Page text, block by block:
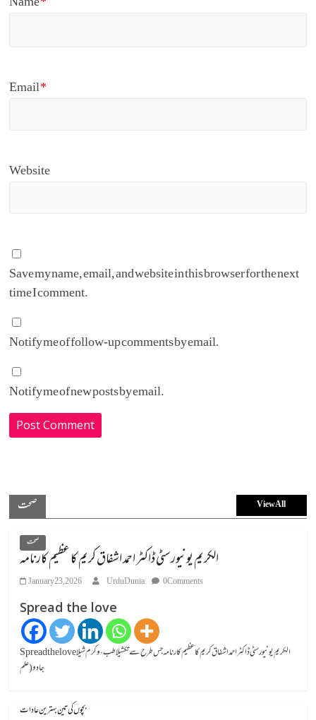
Email*
Website
Save my name, email, and website in this browser for the next
time I comment.
Notify me of follow-up comments by email.
Notify me of new posts by email.
صحت View All
صحت
الکریم یونیورسٹی ڈاکٹر احمد اشفاق کریم کا عظیم کارنامہ
January 23, 2026 UrduDunia 0 Comments
Spread the love
Spread the loveالکریم یونیورسٹی ڈاکٹر احمد اشفاق کریم کا عظیم کارنامہ جس طرح سے تکشیلا طب، وکرم شیلا
جادو (علم
بچوں کی تین بہترین عادات